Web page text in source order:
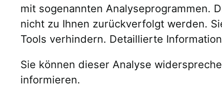
mit sogenannten Analyseprogrammen.
nicht zu Ihnen zurückverfolgt werden.
Tools verhindern. Detaillierte
Sie können dieser Analyse
informieren.